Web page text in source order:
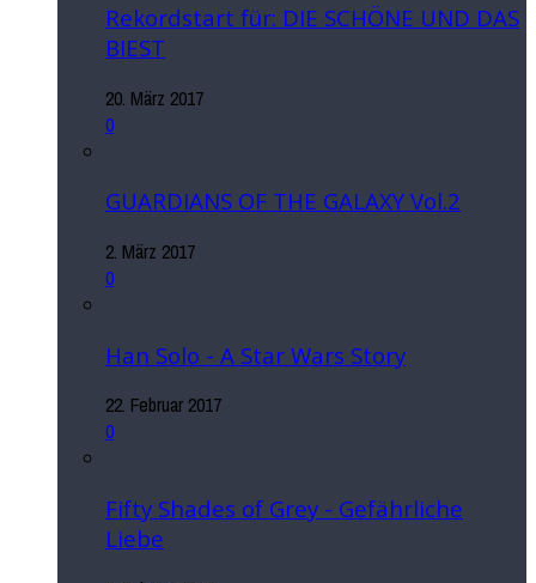
Rekordstart für: DIE SCHÖNE UND DAS
BIEST
20. März 2017
0
GUARDIANS OF THE GALAXY Vol.2
2. März 2017
0
Han Solo - A Star Wars Story
22. Februar 2017
0
Fifty Shades of Grey - Gefährliche
Liebe